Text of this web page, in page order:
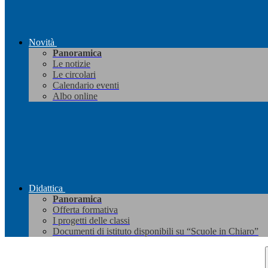
Novità
Panoramica
Le notizie
Le circolari
Calendario eventi
Albo online
Didattica
Panoramica
Offerta formativa
I progetti delle classi
Documenti di istituto disponibili su “Scuole in Chiaro”